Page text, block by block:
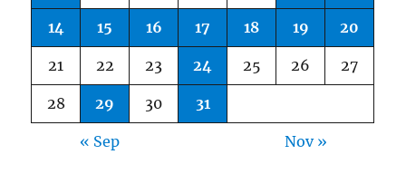
14 15 16 17 18 19 20
21 22 23 24 25 26 27
28 29 30 31
« Sep Nov »